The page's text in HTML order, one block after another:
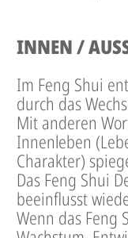
INNEN /
Im Feng Shui
durch das
Mit anderen
Innenleben
Charakter)
Das Feng Shui
beeinflusst
Wenn das Feng